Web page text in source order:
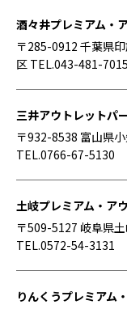
酒々井プレミアム・
〒285-0912 千葉県
区 TEL.043-481-7015
三井アウトレットパ
〒932-8538 富山県
TEL.0766-67-5130
土岐プレミアム・ア
〒509-5127 岐阜県
TEL.0572-54-3131
りんくうプレミアム